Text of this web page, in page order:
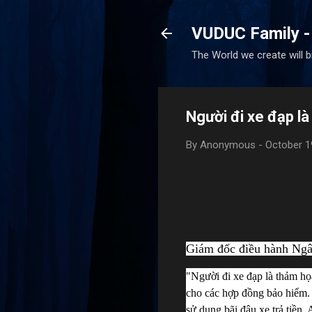
VUDUC Family
The World we create will
Người đi xe đạp
By Anonymous - October
Giám đốc điều hành
"Người đi xe đạp là thảm
cho các hợp đồng bảo
sử dụng bãi đậu xe trả tiền.